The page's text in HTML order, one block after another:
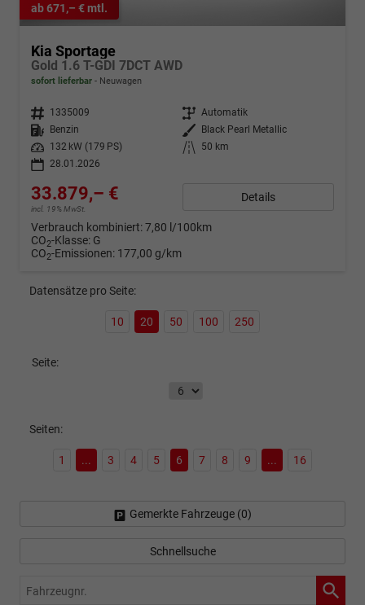
ab 671,– € mtl.
Kia Sportage
Gold 1.6 T-GDI 7DCT AWD
sofort lieferbar Neuwagen
Fahrzeugnr. 1335009 Getriebe Automatik
Kraftstoff
Benzin Außenfarbe
Black Pearl Metallic
Leistung
132 kW (179 PS) Kilometerstand
50 km
28.01.2026
33.879,– €
incl. 19% MwSt.
Details
Verbrauch kombiniert:7,80 l/100km
CO2-Klasse: G
CO2-Emissionen: 177,00 g/km
Datensätze pro Seite:
10 20 50 100 250
Seite:
Seiten:
1 ... 3 4 5 6 7 8 9 ... 16
Gemerkte Fahrzeuge (0)
Schnellsuche
Fahrzeugnr.